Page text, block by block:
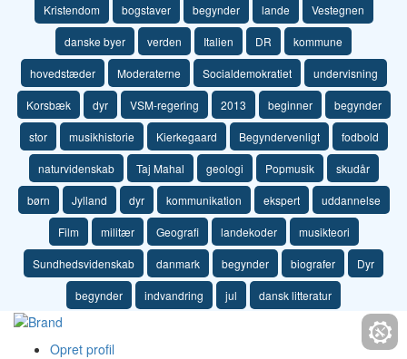
Kristendom bogstaver begynder lande Vestegnen
danske byer verden Italien DR kommune
hovedstæder Moderaterne Socialdemokratiet undervisning
Korsbæk dyr VSM-regering 2013 beginner begynder
stor musikhistorie Kierkegaard Begyndervenligt fodbold
naturvidenskab Taj Mahal geologi Popmusik skudår
børn Jylland dyr kommunikation ekspert uddannelse
Film militær Geografi landekoder musikteori
Sundhedsvidenskab danmark begynder biografer Dyr
begynder indvandring jul dansk litteratur
Opret profil